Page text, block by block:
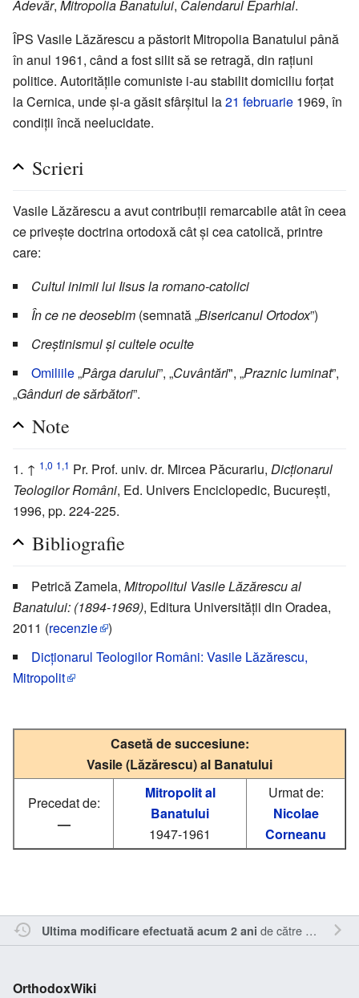
Adevăr, Mitropolia Banatului, Calendarul Eparhial.
ÎPS Vasile Lăzărescu a păstorit Mitropolia Banatului până
în anul 1961, când a fost silit să se retragă, din rațiuni
politice. Autoritățile comuniste i-au stabilit domiciliu forțat
la Cernica, unde și-a găsit sfârșitul la21 februarie 1969, în
condiții încă neelucidate.
Scrieri
Vasile Lăzărescu a avut contribuții remarcabile atât în ceea
ce privește doctrina ortodoxă cât și cea catolică, printre
care:
Cultul inimii lui Iisus la romano-catolici
În ce ne deosebim (semnată „Bisericanul Ortodox”)
Creștinismul și cultele oculte
Omiliile„Pârga darului”, „Cuvântări", „Praznic luminat”,
„Gânduri de sărbători”.
Note
↑ 1,0 1,1 Pr. Prof. univ. dr. Mircea Păcurariu, Dicționarul
Teologilor Români, Ed. Univers Enciclopedic, București,
1996, pp. 224-225.
Bibliografie
Petrică Zamela, Mitropolitul Vasile Lăzărescu al
Banatului: (1894-1969), Editura Universității din Oradea,
2011 (recenzie )
Dicționarul Teologilor Români: Vasile Lăzărescu,
Mitropolit
Casetă de succesiune:
Vasile (Lăzărescu) al Banatului
Precedat de:
—
Mitropolit al
Banatului
1947-1961
Urmat de:
Nicolae
Corneanu
Ultima modificare efectuată acum 2 ani de către RappY.
OrthodoxWiki